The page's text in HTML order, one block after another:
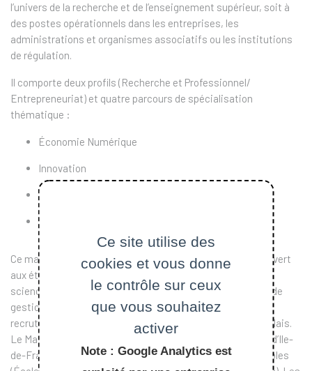
l’univers de la recherche et de l’enseignement supérieur, soit à
des postes opérationnels dans les entreprises, les
administrations et organismes associatifs ou les institutions
de régulation.
Il comporte deux profils (Recherche et Professionnel/
Entrepreneuriat) et quatre parcours de spécialisation
thématique :
Économie Numérique
Innovation
Concurrence et Régulation
Market Design.
Ce master de référence dans l’économie numérique est ouvert
aux étudiants issus autant de formation d’ingénieurs, de
sciences et techniques que de sciences économiques et de
gestion. A forte composante internationale dans son
recrutement, ses cours se déroulent en français et en anglais.
Le Master est proposé en partenariat par des Universités d’Ile-
de-France (Paris-Dauphine, Paris-Sud) et des Grandes Écoles
Ce site utilise des
cookies et vous donne
le contrôle sur ceux
que vous souhaitez
activer
Note : Google Analytics est